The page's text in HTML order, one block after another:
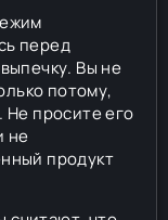
перед
Вы не
потому,
Не просите его
не
продукт